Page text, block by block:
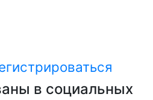
в социальных